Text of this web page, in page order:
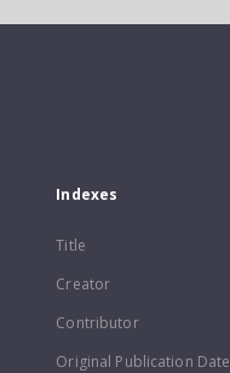
Indexes
Title
Creator
Contributor
Original Publication Date